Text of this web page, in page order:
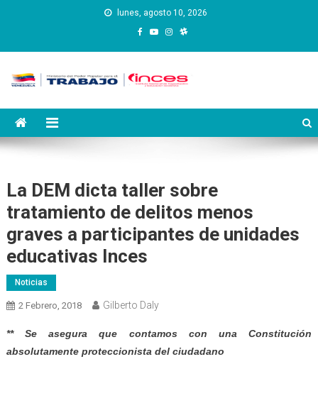
lunes, agosto 10, 2026
Instituto Nacional de
Capacitación y Educación
La DEM dicta taller sobre
tratamiento de delitos menos
graves a participantes de unidades
educativas Inces
Noticias
2 Febrero, 2018 Gilberto Daly
** Se asegura que contamos con una Constitución
absolutamente proteccionista del ciudadano